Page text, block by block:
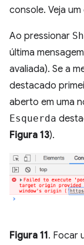
console. Veja um
Ao pressionar
última
avaliada). Se a
destacado
aberto em uma
Esquerda
Figura 13).
Figura 11. Focar